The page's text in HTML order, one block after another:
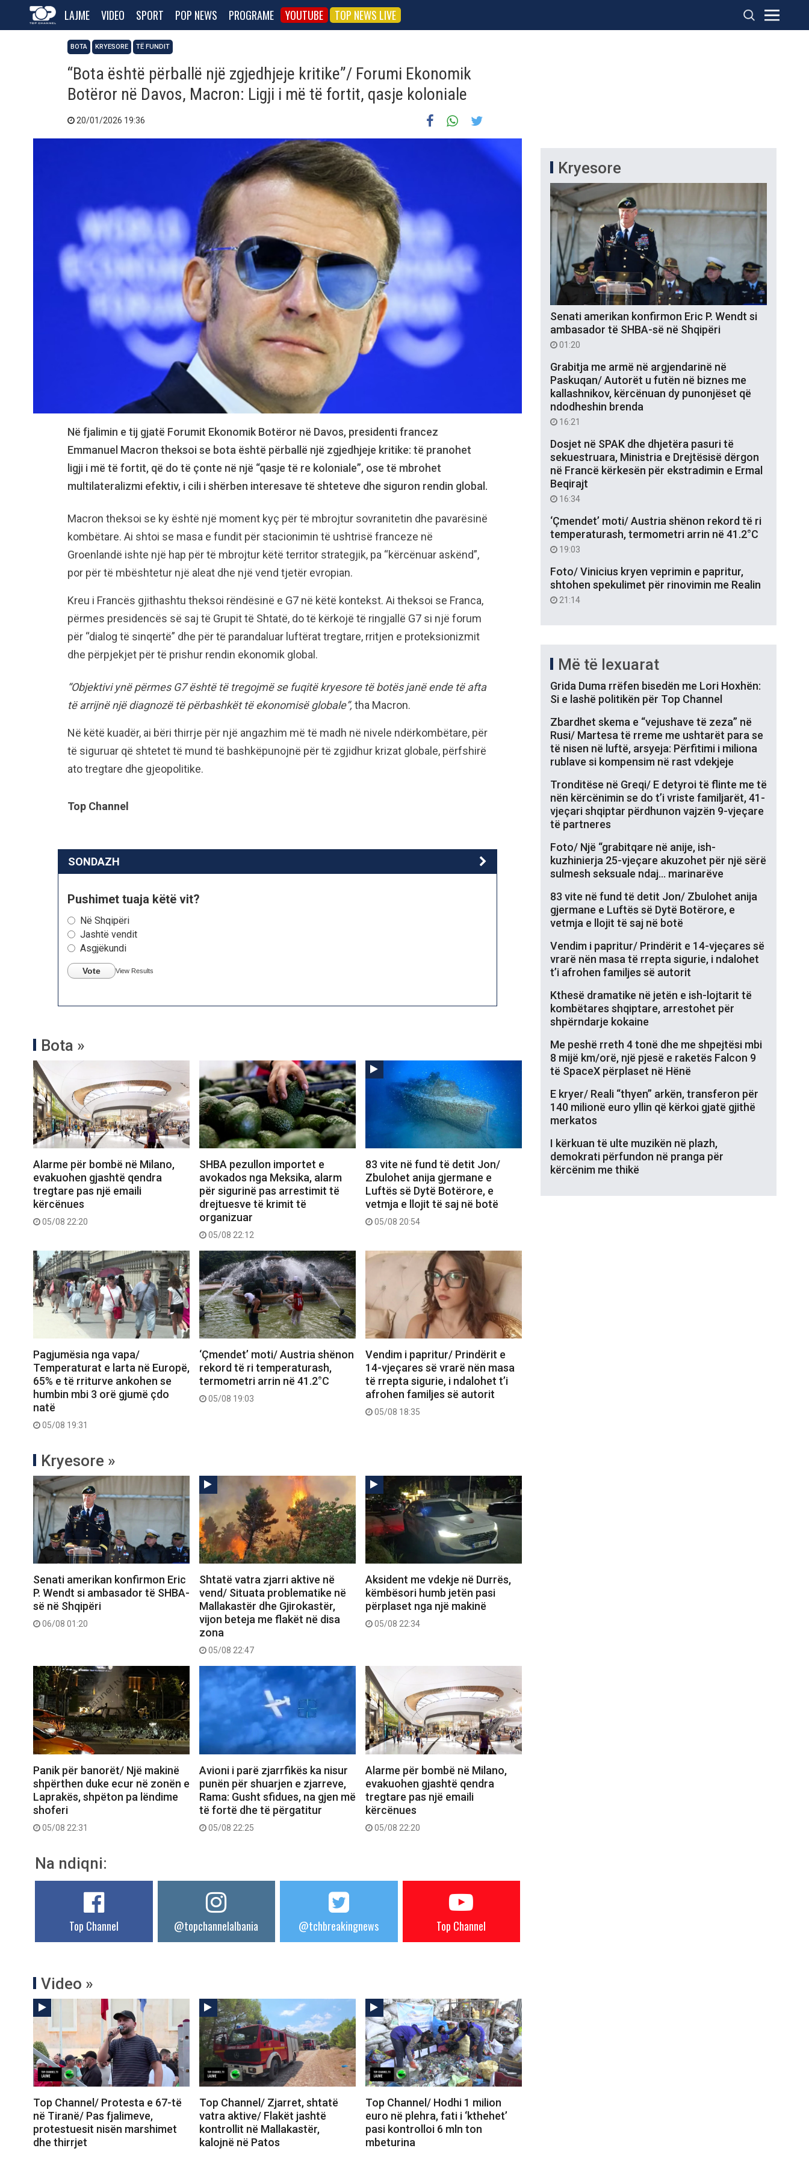
LAJME VIDEO SPORT POP NEWS PROGRAME YOUTUBE TOP NEWS LIVE
BOTA KRYESORE TË FUNDIT
“Bota është përballë një zgjedhjeje kritike”/ Forumi Ekonomik
Botëror në Davos, Macron: Ligji i më të fortit, qasje koloniale
20/01/2026 19:36
Në fjalimin e tij gjatë Forumit Ekonomik Botëror në Davos, presidenti francez
Emmanuel Macron theksoi se bota është përballë një zgjedhjeje kritike: të pranohet
ligji i më të fortit, që do të çonte në një “qasje të re koloniale”, ose të mbrohet
multilateralizmi efektiv, i cili i shërben interesave të shteteve dhe siguron rendin global.
Macron theksoi se ky është një moment kyç për të mbrojtur sovranitetin dhe pavarësinë
kombëtare. Ai shtoi se masa e fundit për stacionimin të ushtrisë franceze në
Groenlandë ishte një hap për të mbrojtur këtë territor strategjik, pa “kërcënuar askënd”,
por për të mbështetur një aleat dhe një vend tjetër evropian.
Kreu i Francës gjithashtu theksoi rëndësinë e G7 në këtë kontekst. Ai theksoi se Franca,
përmes presidencës së saj të Grupit të Shtatë, do të kërkojë të ringjallë G7 si një forum
për “dialog të sinqertë” dhe për të parandaluar luftërat tregtare, rritjen e proteksionizmit
dhe përpjekjet për të prishur rendin ekonomik global.
“Objektivi ynë përmes G7 është të tregojmë se fuqitë kryesore të botës janë ende të afta
të arrijnë një diagnozë të përbashkët të ekonomisë globale”, tha Macron.
Në këtë kuadër, ai bëri thirrje për një angazhim më të madh në nivele ndërkombëtare, për
të siguruar që shtetet të mund të bashkëpunojnë për të zgjidhur krizat globale, përfshirë
ato tregtare dhe gjeopolitike.
Top Channel
SONDAZH
Pushimet tuaja këtë vit?
Në Shqipëri
Jashtë vendit
Asgjëkundi
Vote View Results
Bota »
Alarme për bombë në Milano,
evakuohen gjashtë qendra
tregtare pas një emaili
kërcënues
05/08 22:20
SHBA pezullon importet e
avokados nga Meksika, alarm
për sigurinë pas arrestimit të
drejtuesve të krimit të
organizuar
05/08 22:12
83 vite në fund të detit Jon/
Zbulohet anija gjermane e
Luftës së Dytë Botërore, e
vetmja e llojit të saj në botë
05/08 20:54
Pagjumësia nga vapa/
Temperaturat e larta në Europë,
65% e të rriturve ankohen se
humbin mbi 3 orë gjumë çdo
natë
05/08 19:31
‘Çmendet’ moti/ Austria shënon
rekord të ri temperaturash,
termometri arrin në 41.2°C
05/08 19:03
Vendim i papritur/ Prindërit e
14-vjeçares së vrarë nën masa
të rrepta sigurie, i ndalohet t’i
afrohen familjes së autorit
05/08 18:35
Kryesore »
Senati amerikan konfirmon Eric
P. Wendt si ambasador të SHBA-
së në Shqipëri
06/08 01:20
Shtatë vatra zjarri aktive në
vend/ Situata problematike në
Mallakastër dhe Gjirokastër,
vijon beteja me flakët në disa
zona
05/08 22:47
Aksident me vdekje në Durrës,
këmbësori humb jetën pasi
përplaset nga një makinë
05/08 22:34
Panik për banorët/ Një makinë
shpërthen duke ecur në zonën e
Laprakës, shpëton pa lëndime
shoferi
05/08 22:31
Avioni i parë zjarrfikës ka nisur
punën për shuarjen e zjarreve,
Rama: Gusht sfidues, na gjen më
të fortë dhe të përgatitur
05/08 22:25
Alarme për bombë në Milano,
evakuohen gjashtë qendra
tregtare pas një emaili
kërcënues
05/08 22:20
Na ndiqni:
Top Channel @topchannelalbania @tchbreakingnews Top Channel
Video »
Top Channel/ Protesta e 67-të
në Tiranë/ Pas fjalimeve,
protestuesit nisën marshimet
dhe thirrjet
Top Channel/ Zjarret, shtatë
vatra aktive/ Flakët jashtë
kontrollit në Mallakastër,
kalojnë në Patos
Top Channel/ Hodhi 1 milion
euro në plehra, fati i ‘kthehet’
pasi kontrolloi 6 mln ton
mbeturina
Kryesore
Senati amerikan konfirmon Eric P. Wendt si
ambasador të SHBA-së në Shqipëri
01:20
Grabitja me armë në argjendarinë në
Paskuqan/ Autorët u futën në biznes me
kallashnikov, kërcënuan dy punonjëset që
ndodheshin brenda
16:21
Dosjet në SPAK dhe dhjetëra pasuri të
sekuestruara, Ministria e Drejtësisë dërgon
në Francë kërkesën për ekstradimin e Ermal
Beqirajt
16:34
‘Çmendet’ moti/ Austria shënon rekord të ri
temperaturash, termometri arrin në 41.2°C
19:03
Foto/ Vinicius kryen veprimin e papritur,
shtohen spekulimet për rinovimin me Realin
21:14
Më të lexuarat
Grida Duma rrëfen bisedën me Lori Hoxhën:
Si e lashë politikën për Top Channel
Zbardhet skema e “vejushave të zeza” në
Rusi/ Martesa të rreme me ushtarët para se
të nisen në luftë, arsyeja: Përfitimi i miliona
rublave si kompensim në rast vdekjeje
Tronditëse në Greqi/ E detyroi të flinte me të
nën kërcënimin se do t’i vriste familjarët, 41-
vjeçari shqiptar përdhunon vajzën 9-vjeçare
të partneres
Foto/ Një “grabitqare në anije, ish-
kuzhinierja 25-vjeçare akuzohet për një sërë
sulmesh seksuale ndaj… marinarëve
83 vite në fund të detit Jon/ Zbulohet anija
gjermane e Luftës së Dytë Botërore, e
vetmja e llojit të saj në botë
Vendim i papritur/ Prindërit e 14-vjeçares së
vrarë nën masa të rrepta sigurie, i ndalohet
t’i afrohen familjes së autorit
Kthesë dramatike në jetën e ish-lojtarit të
kombëtares shqiptare, arrestohet për
shpërndarje kokaine
Me peshë rreth 4 tonë dhe me shpejtësi mbi
8 mijë km/orë, një pjesë e raketës Falcon 9
të SpaceX përplaset në Hënë
E kryer/ Reali “thyen” arkën, transferon për
140 milionë euro yllin që kërkoi gjatë gjithë
merkatos
I kërkuan të ulte muzikën në plazh,
demokrati përfundon në pranga për
kërcënim me thikë